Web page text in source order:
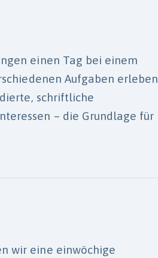
einen Tag bei einem
Aufgaben erleben
schriftliche
– die Grundlage für
wir eine einwöchige